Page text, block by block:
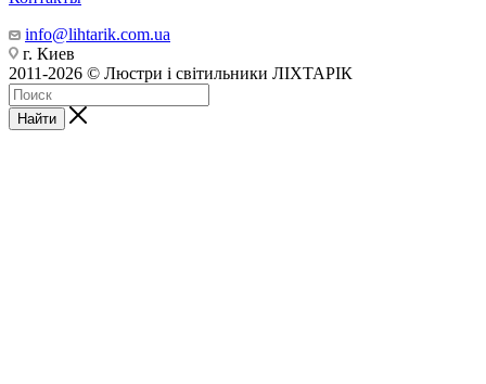
info@lihtarik.com.ua
г. Киев
2011-2026 © Люстри і світильники ЛІХТАРІК
Найти